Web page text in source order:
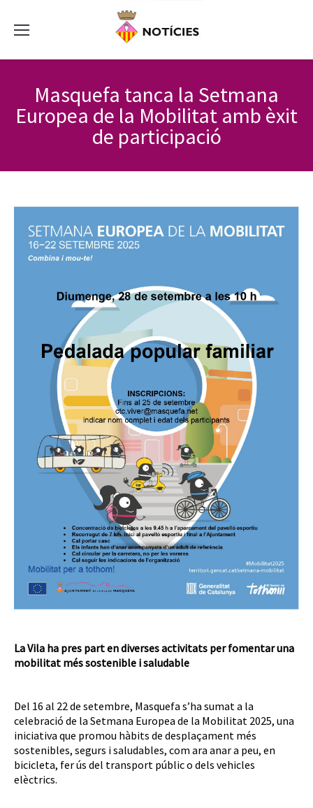
Masquefa tanca la Setmana
Europea de la Mobilitat amb èxit
de participació
La Vila ha pres part en diverses activitats per fomentar una
mobilitat més sostenible i saludable
Del 16 al 22 de setembre, Masquefa s’ha sumat a la
celebració de la Setmana Europea de la Mobilitat 2025, una
iniciativa que promou hàbits de desplaçament més
sostenibles, segurs i saludables, com ara anar a peu, en
bicicleta, fer ús del transport públic o dels vehicles
elèctrics.